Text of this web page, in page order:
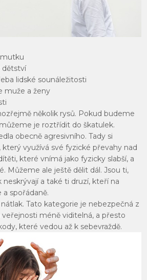
dětství
lidské sounáležitosti
muže a ženy
několik rysů. Pokud budeme
je roztřídit do škatulek.
obecně agresivního. Tady si
využívá své fyzické převahy nad
které vnímá jako fyzicky slabší, a
Můžeme ale ještě dělit dál. Jsou ti,
neskrývají a také ti druzí, kteří na
spořádaně.
Tato kategorie je nebezpečná z
méně viditelná, a přesto
které vedou až k sebevraždě.